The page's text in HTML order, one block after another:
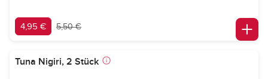
4,95 € 5,50 €
Tuna Nigiri, 2 Stück